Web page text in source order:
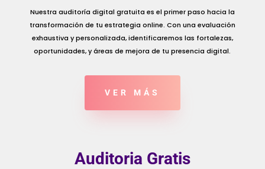
Nuestra auditoría digital gratuita es el primer paso hacia la
transformación de tu estrategia online. Con una evaluación
exhaustiva y personalizada, identificaremos las fortalezas,
oportunidades, y áreas de mejora de tu presencia digital.
VER MÁS
Auditoria Gratis